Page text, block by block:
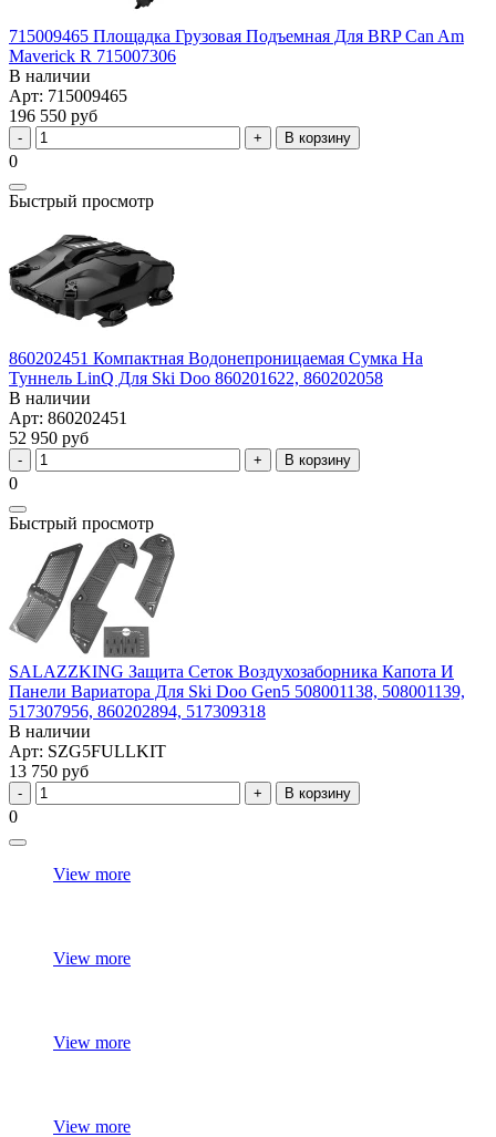
715009465 Площадка Грузовая Подъемная Для BRP Can Am
Maverick R 715007306
В наличии
Арт: 715009465
196 550 руб
В корзину
0
Быстрый просмотр
860202451 Компактная Водонепроницаемая Сумка На
Туннель LinQ Для Ski Doo 860201622, 860202058
В наличии
Арт: 860202451
52 950 руб
В корзину
0
Быстрый просмотр
SALAZZKING Защита Сеток Воздухозаборника Капота И
Панели Вариатора Для Ski Doo Gen5 508001138, 508001139,
517307956, 860202894, 517309318
В наличии
Арт: SZG5FULLKIT
13 750 руб
В корзину
0
View more
View more
View more
View more